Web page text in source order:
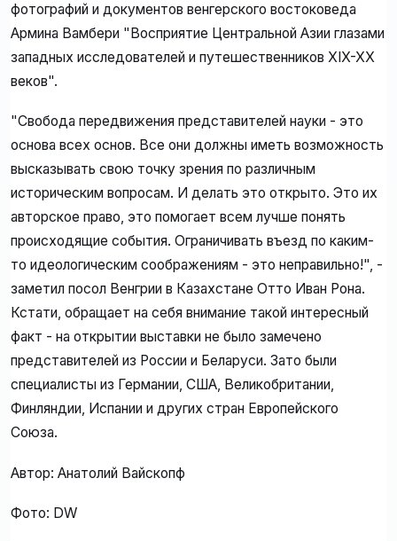
фотографий и документов венгерского востоковеда
Армина Вамбери "Восприятие Центральной Азии глазами
западных исследователей и путешественников XIX-XX
веков".
"Свобода передвижения представителей науки - это
основа всех основ. Все они должны иметь возможность
высказывать свою точку зрения по различным
историческим вопросам. И делать это открыто. Это их
авторское право, это помогает всем лучше понять
происходящие события. Ограничивать въезд по каким-
то идеологическим соображениям - это неправильно!", -
заметил посол Венгрии в Казахстане Отто Иван Рона.
Кстати, обращает на себя внимание такой интересный
факт - на открытии выставки не было замечено
представителей из России и Беларуси. Зато были
специалисты из Германии, США, Великобритании,
Финляндии, Испании и других стран Европейского
Союза.
Автор: Анатолий Вайскопф
Фото: DW